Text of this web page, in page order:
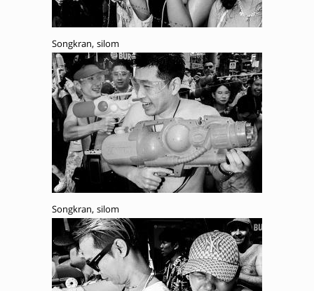
Songkran, silom
Songkran, silom